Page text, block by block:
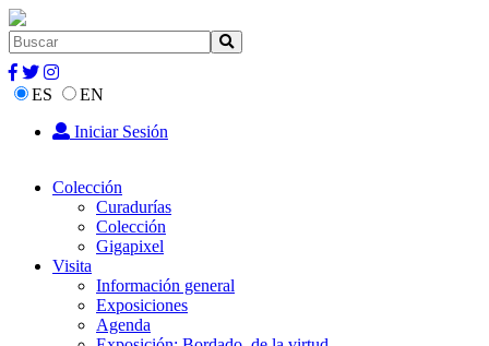
ES
EN
Iniciar Sesión
Colección
Curadurías
Colección
Gigapixel
Visita
Información general
Exposiciones
Agenda